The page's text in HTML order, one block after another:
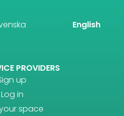
English
PROVIDERS
up
Log in
space